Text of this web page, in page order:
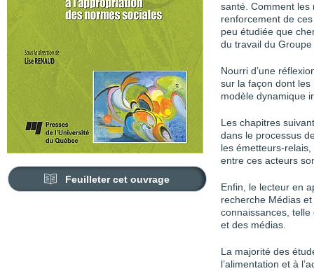
Feuilleter cet ouvrage
santé. Comment les
renforcement de
peu étudiée que
du travail du
Nourri d’une
sur la façon dont
modèle dynamique
Les chapitres
dans le processus
les émetteurs-
entre ces acteurs
Enfin, le lecteur en
recherche Médias
connaissances, telle
et des médias.
La majorité des
l’alimentation et à